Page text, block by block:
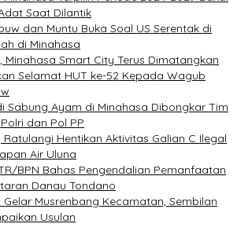
Saat Dilantik
dan Muntu Buka Soal US Serentak di
di Minahasa
Minahasa Smart City Terus Dimatangkan
Selamat HUT ke-52 Kepada Wagub
Sabung Ayam di Minahasa Dibongkar Tim
dan Pol PP
Hentikan Aktivitas Galian C Ilegal
Air Uluna
BPN Bahas Pengendalian Pemanfaatan
Danau Tondano
Musrenbang Kecamatan, Sembilan
Usulan